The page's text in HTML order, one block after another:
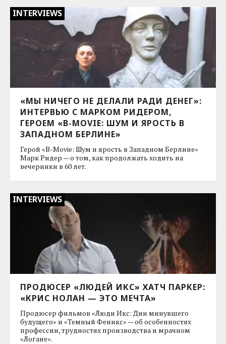
INTERVIEWS
«МЫ НИЧЕГО НЕ ДЕЛАЛИ РАДИ ДЕНЕГ»:
ИНТЕРВЬЮ С МАРКОМ РИДЕРОМ,
ГЕРОЕМ «B-MOVIE: ШУМ И ЯРОСТЬ В
ЗАПАДНОМ БЕРЛИНЕ»
Герой «B-Movie: Шум и ярость в Западном Берлине»
Марк Ридер — о том, как продолжать ходить на
вечеринки в 60 лет.
INTERVIEWS
ПРОДЮСЕР «ЛЮДЕЙ ИКС» ХАТЧ ПАРКЕР:
«КРИС НОЛАН — ЭТО МЕЧТА»
Продюсер фильмов «Люди Икс: Дни минувшего
будущего» и «Темный Феникс» — об особенностях
профессии, трудностях производства и мрачном
«Логане».